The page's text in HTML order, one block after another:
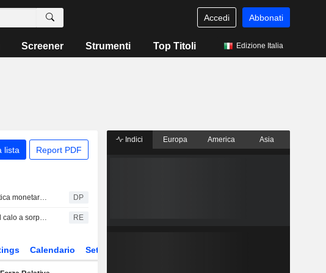
Accedi Abbonati
Screener Strumenti Top Titoli Edizione Italia
lista Report PDF
Dopo la corsa ai record, la politica monetaria torna al centro dell'attenzione DP
Borsa USA: apertura in rialzo, il calo a sorpresa dei posti di lavoro raffredda le scommesse sui tassi RE
Calendario Settore
Indici Europa America Asia